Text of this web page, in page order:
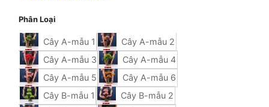
Phân Loại
Cây A-mẫu 1
Cây A-mẫu 2
Cây A-mẫu 3
Cây A-mẫu 4
Cây A-mẫu 5
Cây A-mẫu 6
Cây B-mẫu 1
Cây B-mẫu 2